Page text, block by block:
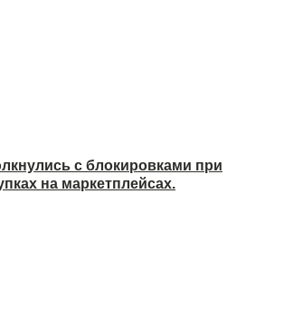
с блокировками при
на маркетплейсах.